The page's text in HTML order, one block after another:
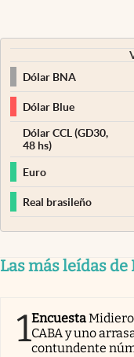
Dólar BNA
Dólar Blue
Dólar CCL (GD30,
48 hs)
Euro
Real brasileño
Las más leídas
1Encuesta
CABA y uno
contundente